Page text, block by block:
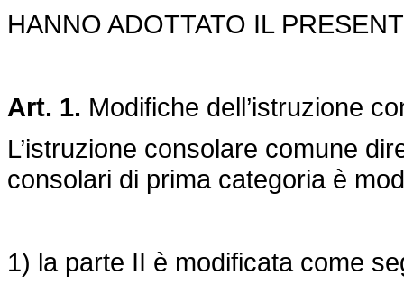
HANNO ADOTTATO IL
Art. 1. Modifiche dell’istruzione
L’istruzione consolare comune
consolari di prima categoria è
1) la parte II è modificata come